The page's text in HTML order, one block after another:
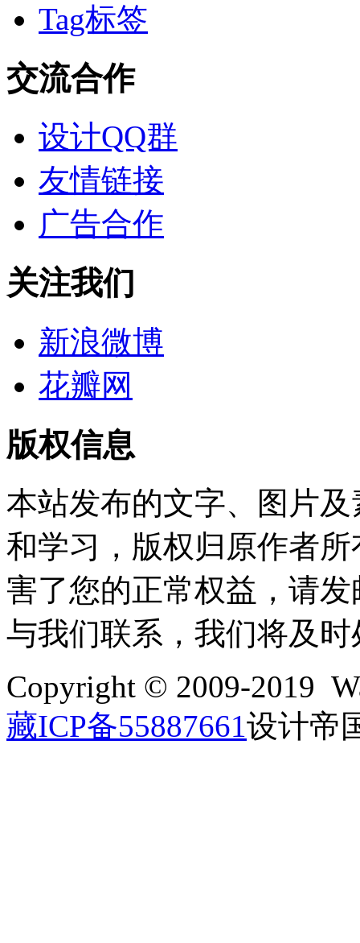
Tag标签
交流合作
设计QQ群
友情链接
广告合作
关注我们
新浪微博
花瓣网
版权信息
本站发布的文字、图片
和学习，版权归原作者
害了您的正常权益，请发
与我们联系，我们将及时
Copyright © 2009-2019
藏ICP备55887661设计帝